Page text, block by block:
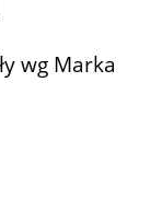
wg Marka